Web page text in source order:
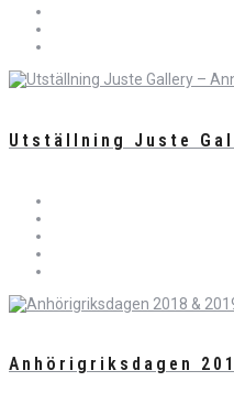
Utställning Juste
Anhörigriksdagen